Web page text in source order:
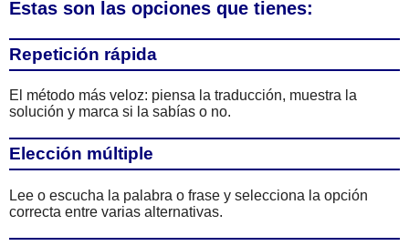
Estas son las opciones que tienes:
Repetición rápida
El método más veloz: piensa la traducción, muestra la
solución y marca si la sabías o no.
Elección múltiple
Lee o escucha la palabra o frase y selecciona la opción
correcta entre varias alternativas.